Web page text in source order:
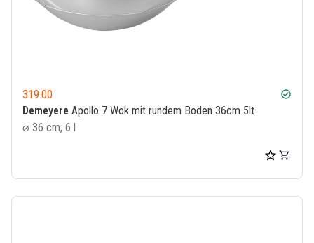
319.00 check_circle
Demeyere Apollo 7 Wok mit rundem Boden 36cm 5lt
⌀ 36 cm, 6 l